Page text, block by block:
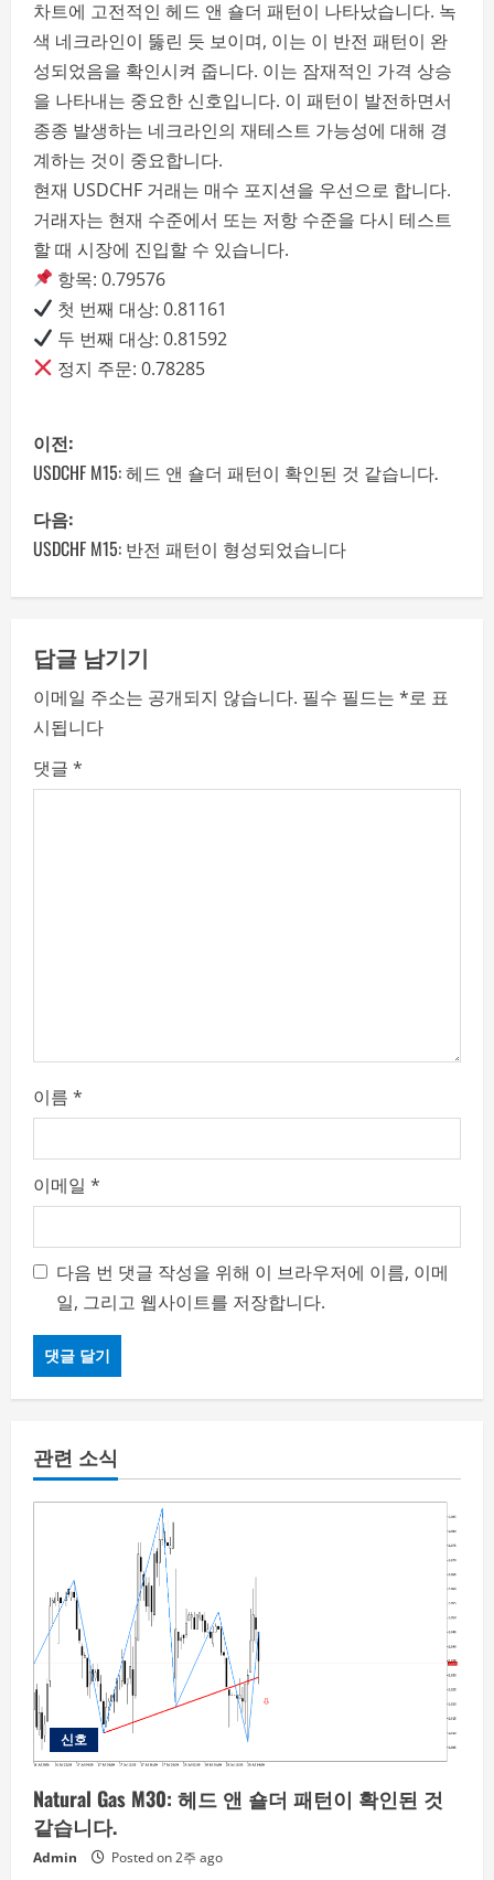
차트에 고전적인 헤드 앤 숄더 패턴이 나타났습니다. 녹
색 네크라인이 뚫린 듯 보이며, 이는 이 반전 패턴이 완
성되었음을 확인시켜 줍니다. 이는 잠재적인 가격 상승
을 나타내는 중요한 신호입니다. 이 패턴이 발전하면서
종종 발생하는 네크라인의 재테스트 가능성에 대해 경
계하는 것이 중요합니다.
현재 USDCHF 거래는 매수 포지션을 우선으로 합니다.
거래자는 현재 수준에서 또는 저항 수준을 다시 테스트
할 때 시장에 진입할 수 있습니다.
항목: 0.79576
첫 번째 대상: 0.81161
두 번째 대상: 0.81592
정지 주문: 0.78285
P
o
s
t
a
v
i
g
이전:
USDCHF M15: 헤드 앤 숄더 패턴이 확인된 것 같습니다.
다음:
USDCHF M15: 반전 패턴이 형성되었습니다
답글 남기기
이메일 주소는 공개되지 않습니다. 필수 필드는 *로 표
시됩니다
댓글 *
이름 *
이메일 *
다음 번 댓글 작성을 위해 이 브라우저에 이름, 이메
일, 그리고 웹사이트를 저장합니다.
관련 소식
신호
Natural Gas M30: 헤드 앤 숄더 패턴이 확인된 것
같습니다.
Admin Posted on 2주 ago